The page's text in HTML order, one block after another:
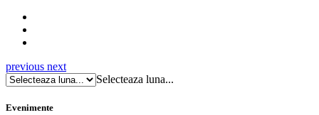
previous next
Selecteaza luna...
Evenimente